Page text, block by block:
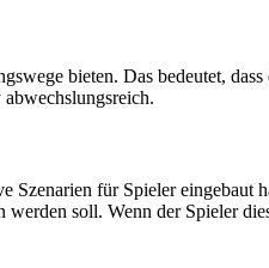
bieten. Das bedeutet,
für Spieler
soll. Wenn der Spieler